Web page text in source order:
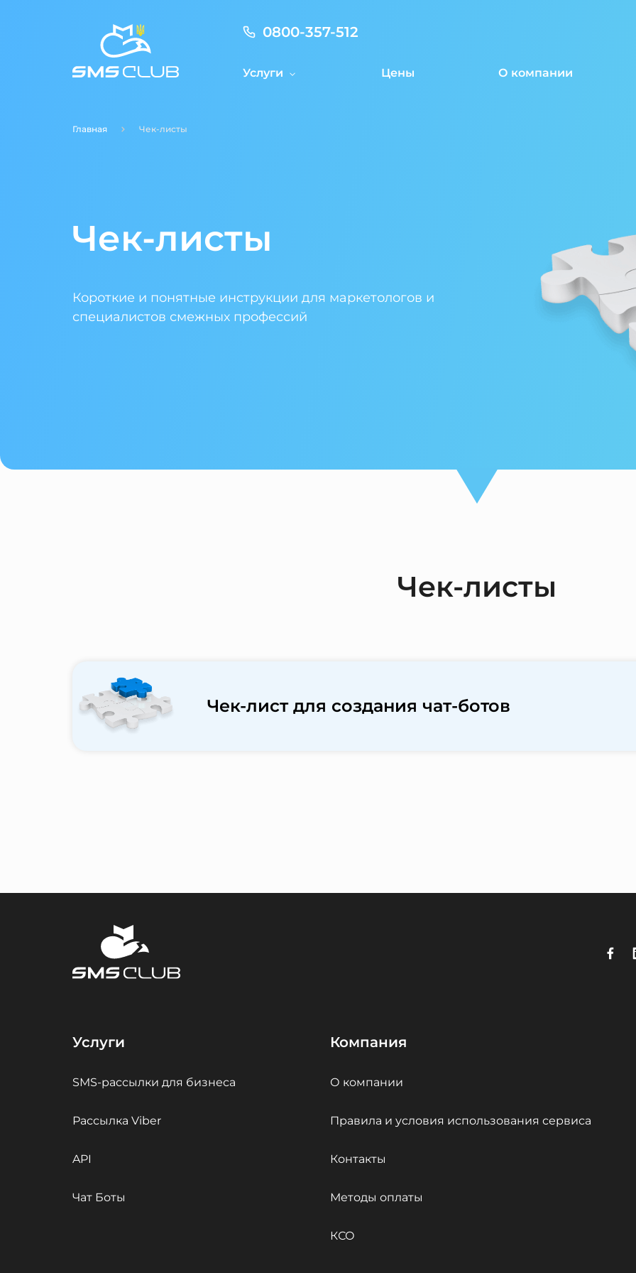
0800-357-512
Услуги Цены О компании
Главная Чек-листы
Чек-листы
Короткие и понятные инструкции для маркетологов и
специалистов смежных профессий
Чек-листы
Чек-лист для создания чат-ботов
Услуги
SMS-рассылки для бизнеса
Рассылка Viber
API
Чат Боты
Компания
О компании
Правила и условия использования сервиса
Контакты
Методы оплаты
КСО